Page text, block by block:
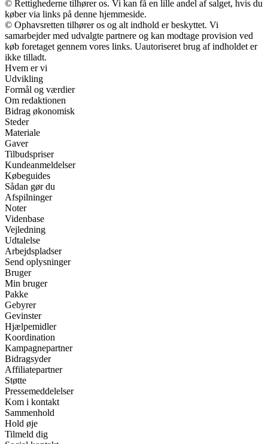
© Rettighederne tilhører os. Vi kan få en lille andel af salget, hvis du
køber via links på denne hjemmeside.
© Ophavsretten tilhører os og alt indhold er beskyttet. Vi
samarbejder med udvalgte partnere og kan modtage provision ved
køb foretaget gennem vores links. Uautoriseret brug af indholdet er
ikke tilladt.
Hvem er vi
Udvikling
Formål og værdier
Om redaktionen
Bidrag økonomisk
Steder
Materiale
Gaver
Tilbudspriser
Kundeanmeldelser
Købeguides
Sådan gør du
Afspilninger
Noter
Videnbase
Vejledning
Udtalelse
Arbejdspladser
Send oplysninger
Bruger
Min bruger
Pakke
Gebyrer
Gevinster
Hjælpemidler
Koordination
Kampagnepartner
Bidragsyder
Affiliatepartner
Støtte
Pressemeddelelser
Kom i kontakt
Sammenhold
Hold øje
Tilmeld dig